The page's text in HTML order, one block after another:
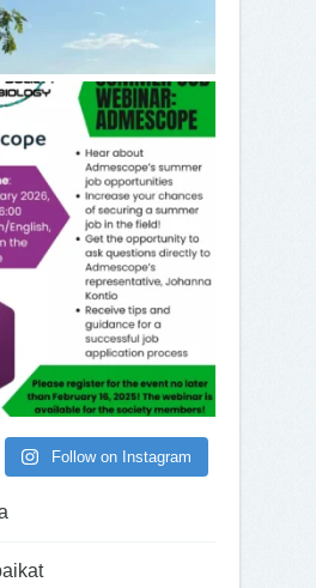
Follow on Instagram